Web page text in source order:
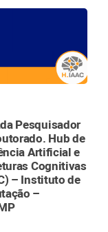
Pesquisador
Hub de
Artificial e
Cognitivas
– Instituto de
–